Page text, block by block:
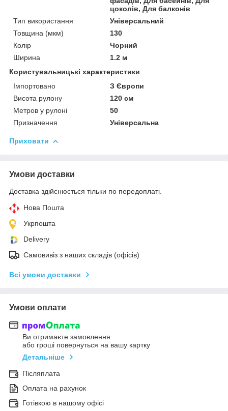
цоколів, Для балконів
Тип використання
Універсальний
Товщина (мкм)
130
Колір
Чорний
Ширина
1.2 м
Користувальницькі характеристики
Імпортовано
З Європи
Висота рулону
120 см
Метров у рулоні
50
Призначення
Універсальна
Приховати
Умови доставки
Доставка здійснюється тільки по передоплаті.
Нова Пошта
Укрпошта
Delivery
Самовивіз з наших складів (офісів)
Всі умови доставки
Умови оплати
Ви отримаєте замовлення
або гроші повернуться на вашу картку
Детальніше
Післяплата
Оплата на рахунок
Готівкою в нашому офісі